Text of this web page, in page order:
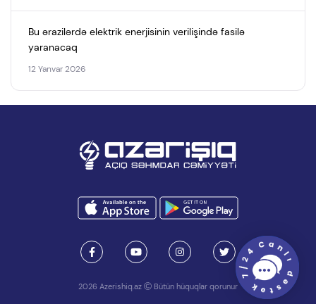
Bu ərazilərdə elektrik enerjisinin verilişində fasilə
yaranacaq
12 Yanvar 2026
2026 Azerishiq.az Bütün hüquqlar qorunur